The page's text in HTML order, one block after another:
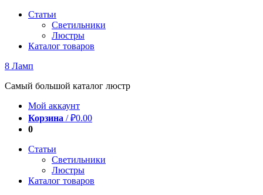
Перейти
содержимому
Статьи
Светильники
Люстры
Каталог товаров
8 Ламп
Самый большой каталог люстр
Мой аккаунт
Корзина /₽0.00
0
Статьи
Светильники
Люстры
Каталог товаров